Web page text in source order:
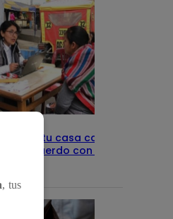
DNI si tu casa califica
de acuerdo con el Sisfoh
, tus